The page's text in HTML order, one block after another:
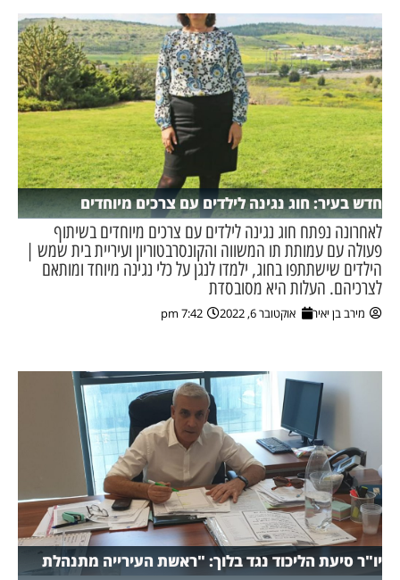
חדש בעיר: חוג נגינה לילדים עם צרכים מיוחדים
לאחרונה נפתח חוג נגינה לילדים עם צרכים מיוחדים בשיתוף
פעולה עם עמותת תו המשווה והקונסרבטוריון ועיריית בית שמש |
הילדים שישתתפו בחוג, ילמדו לנגן על כלי נגינה מיוחד ומותאם
לצרכיהם. העלות היא מסובסדת
מירב בן יאיר אוקטובר 6, 2022 7:42 pm
יו"ר סיעת הליכוד נגד בלוך: "ראשת העירייה מתנהלת